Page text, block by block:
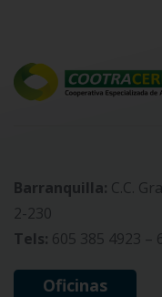
Barranquilla: C.C.
2-230
Tels: 605 385 4923 –
Oficinas